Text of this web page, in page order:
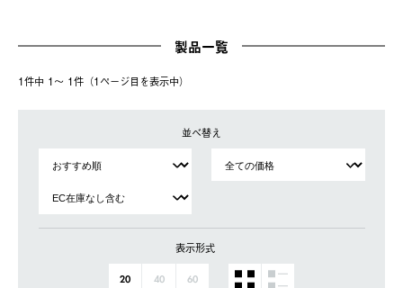
製品一覧
1件中 1〜 1件（1ページ⽬を表⽰中）
並べ替え
表示形式
20 40 60